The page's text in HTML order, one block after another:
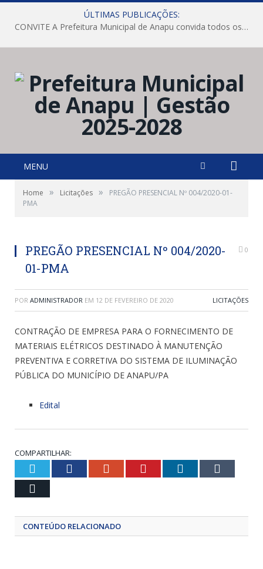
ÚLTIMAS PUBLICAÇÕES:
CONVITE A Prefeitura Municipal de Anapu convida todos os servidores públicos municipais para participarem da Audiência Pública de discussão da Lei de Diretrizes Orçamentárias (LDO), importante instrumento de planejamento das ações e investimentos da Administração Pública para o próximo exercício financeiro.
MENU
Home » Licitações »
PREGÃO PRESENCIAL Nº 004/2020-01-
PMA
PREGÃO PRESENCIAL Nº 004/2020-
01-PMA
0
POR ADMINISTRADOR EM 12 DE FEVEREIRO DE 2020 LICITAÇÕES
CONTRAÇÃO DE EMPRESA PARA O FORNECIMENTO DE
MATERIAIS ELÉTRICOS DESTINADO À MANUTENÇÃO
PREVENTIVA E CORRETIVA DO SISTEMA DE ILUMINAÇÃO
PÚBLICA DO MUNICÍPIO DE ANAPU/PA
Edital
COMPARTILHAR:
Twitter Facebook Google+ Pinterest LinkedIn
CONTEÚDO RELACIONADO